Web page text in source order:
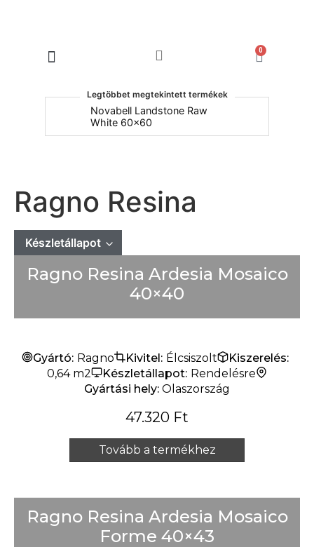
0
Legtöbbet megtekintett termékek
Novabell Landstone Raw
White 60x60
Ragno Resina
Készletállapot
Mindet mutat
Készlet erejéig
Ragno Resina Ardesia Mosaico
40×40
Gyártó: Ragno Kivitel: Élcsiszolt
Kiszerelés:
0,64 m2
Készletállapot: Rendelésre
Gyártási hely: Olaszország
47.320 Ft
Tovább a termékhez
Ragno Resina Ardesia Mosaico
Forme 40×43